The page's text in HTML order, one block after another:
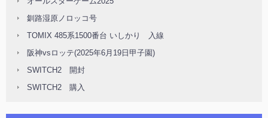
釧路湿原ノロッコ号
TOMIX 485系1500番台 いしかり 入線
阪神vsロッテ(2025年6月19日甲子園)
SWITCH2 開封
SWITCH2 購入